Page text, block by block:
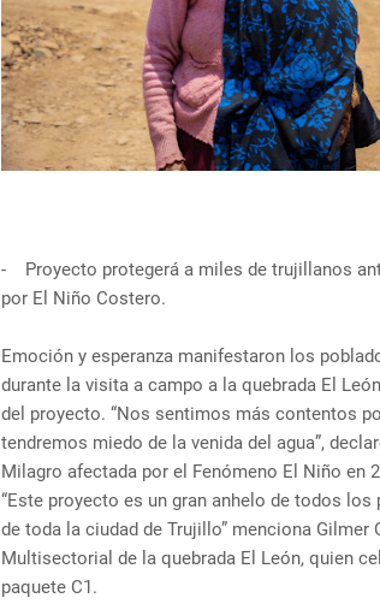
- Proyecto protegerá a miles de trujillanos
por El Niño Costero.
Emoción y esperanza manifestaron los
durante la visita a campo a la quebrada El
del proyecto. “Nos sentimos más contentos
tendremos miedo de la venida del agua”,
Milagro afectada por el Fenómeno El Niño en
“Este proyecto es un gran anhelo de todos
de toda la ciudad de Trujillo” menciona Gilmer
Multisectorial de la quebrada El León, quien
paquete C1.